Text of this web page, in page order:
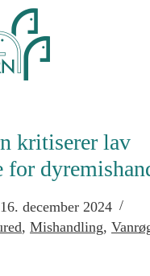
kritiserer lav
for
16. december 2024
, Mishandling,